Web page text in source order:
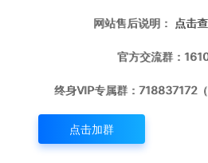
网站售后说明： 点击
官方交流群：
终身VIP专属群：718837172（
点击加群